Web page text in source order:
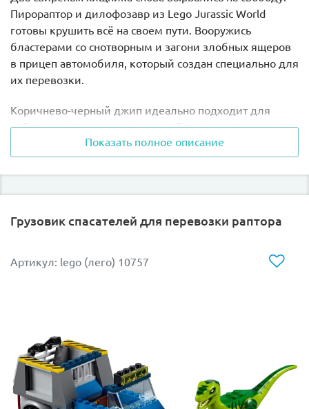
Пирораптор и дилофозавр из Lego Jurassic World
готовы крушить всё на своем пути. Вооружись
бластерами со снотворным и загони злобных ящеров
в прицеп автомобиля, который создан специально для
их перевозки.
Коричнево-черный джип идеально подходит для
работы в парке с динозаврами. Его съемная крыша
обеспечивает легкий доступ в кабину и заднюю часть
авто, где предусмотрена небольшая станция связи со
спутниковой антенной. Мощные колеса с
брызговиками могут пройти любое бездорожье.
Отлавливай пирораптора и дилофозавра, перевози их
разыгрывай любимые сцены из фильма “Парк
доктор Элли Сэттлер и девушка-охранник парка, а
также 2 фигурки динозавров: пирораптора и
дилофозавра с подвижными пастями. Длина
пирораптора – 10 см.
Показать полное описание
Грузовик спасателей для перевозки раптора
Артикул: lego (лего) 10757